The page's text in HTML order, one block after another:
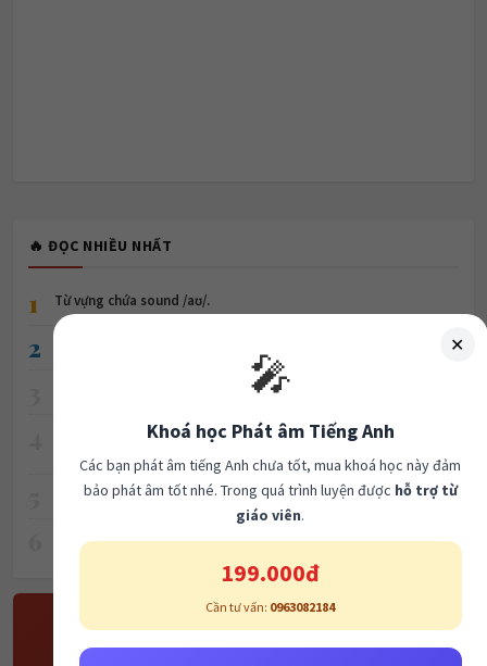
🔥 ĐỌC NHIỀU NHẤT
1 Từ vựng chứa sound /aʊ/.
2
Cấu trúc viết email trong tiếng anh thương mại
🎯 ƯU ĐÃI ĐẶC BIỆT – KHÓA LUYỆN THI IELTS TẠI TRUNG TÂM
Listening cam 20 Test 1
GIẢI ĐỀ READING CAM 18 TEST 3 PASSAGE 2
🎯
✕
🎤
Khoá học Phát âm Tiếng Anh
Các bạn phát âm tiếng Anh chưa tốt, mua khoá học này đảm
bảo phát âm tốt nhé. Trong quá trình luyện được hỗ trợ từ
giáo viên.
199.000đ
Cần tư vấn: 0963082184